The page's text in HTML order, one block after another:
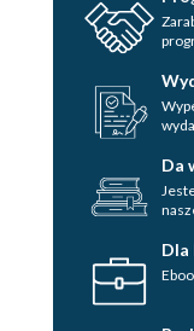
Da
Dla